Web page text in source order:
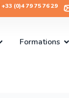
(0)4 79 75 76 29​
Formations